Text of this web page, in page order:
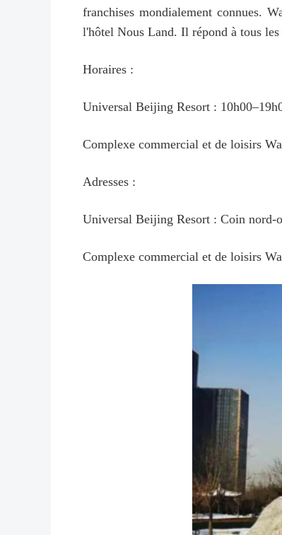
franchises mondialement connues.
l'hôtel Nous Land. Il répond à tous les
Horaires :
Universal Beijing Resort :
Complexe commercial et de loisirs
Adresses :
Universal Beijing Resort : Coin nord-
Complexe commercial et de loisirs